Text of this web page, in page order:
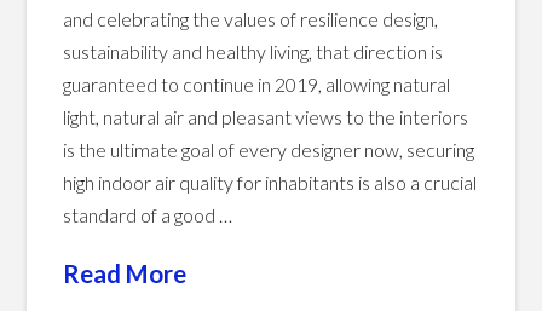
and celebrating the values of resilience design,
sustainability and healthy living, that direction is
guaranteed to continue in 2019, allowing natural
light, natural air and pleasant views to the interiors
is the ultimate goal of every designer now, securing
high indoor air quality for inhabitants is also a crucial
standard of a good …
Read More